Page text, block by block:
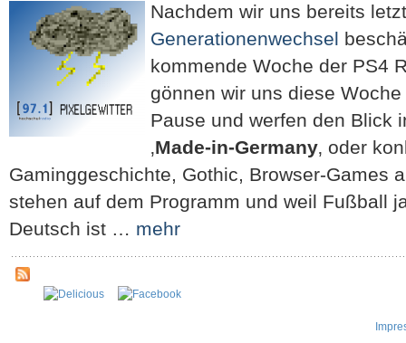
Nachdem wir uns bereits
Generationenwechsel
kommende Woche der PS4
gönnen wir uns diese
Pause und werfen den Blick
‚Made-in-Germany‚ oder
Gaminggeschichte, Gothic, Browser-Games
stehen auf dem Programm und weil Fußball
Deutsch ist … mehr